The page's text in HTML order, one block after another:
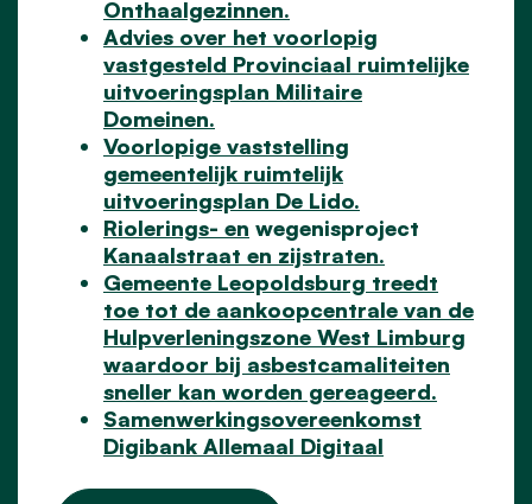
Onthaalgezinnen.
Advies over het voorlopig
vastgesteld Provinciaal ruimtelijke
uitvoeringsplan Militaire
Domeinen.
Voorlopige vaststelling
gemeentelijk ruimtelijk
uitvoeringsplan De Lido.
Riolerings- en wegenisproject
Kanaalstraat en zijstraten.
Gemeente Leopoldsburg treedt
toe tot de aankoopcentrale van de
Hulpverleningszone West Limburg
waardoor bij asbestcamaliteiten
sneller kan worden gereageerd.
Samenwerkingsovereenkomst
Digibank Allemaal Digitaal